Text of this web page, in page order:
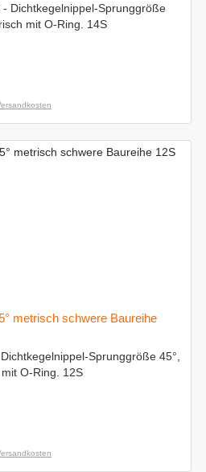
- Dichtkegelnippel-Sprunggröße
mit O-Ring. 14S
metrisch schwere Baureihe
Sprunggröße 45°,
O-Ring. 12S